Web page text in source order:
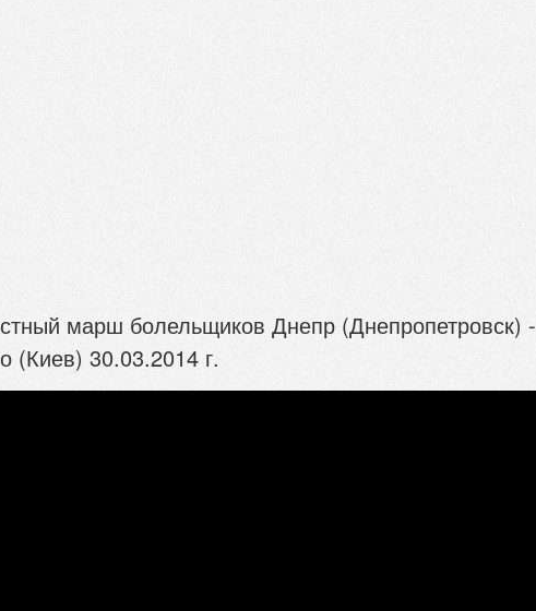
марш болельщиков Днепр (Днепропетровск) -
(Киев) 30.03.2014 г.